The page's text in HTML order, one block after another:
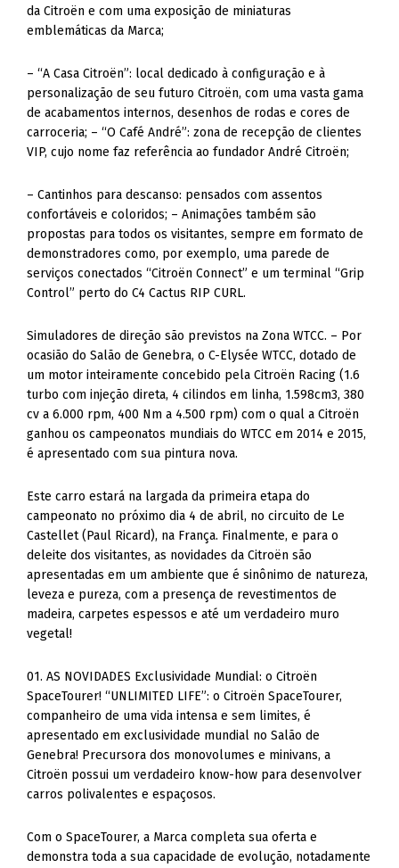
da Citroën e com uma exposição de miniaturas
emblemáticas da Marca;
– “A Casa Citroën”: local dedicado à configuração e à
personalização de seu futuro Citroën, com uma vasta gama
de acabamentos internos, desenhos de rodas e cores de
carroceria; – “O Café André”: zona de recepção de clientes
VIP, cujo nome faz referência ao fundador André Citroën;
– Cantinhos para descanso: pensados com assentos
confortáveis e coloridos; – Animações também são
propostas para todos os visitantes, sempre em formato de
demonstradores como, por exemplo, uma parede de
serviços conectados “Citroën Connect” e um terminal “Grip
Control” perto do C4 Cactus RIP CURL.
Simuladores de direção são previstos na Zona WTCC. – Por
ocasião do Salão de Genebra, o C-Elysée WTCC, dotado de
um motor inteiramente concebido pela Citroën Racing (1.6
turbo com injeção direta, 4 cilindos em linha, 1.598cm3, 380
cv a 6.000 rpm, 400 Nm a 4.500 rpm) com o qual a Citroën
ganhou os campeonatos mundiais do WTCC em 2014 e 2015,
é apresentado com sua pintura nova.
Este carro estará na largada da primeira etapa do
campeonato no próximo dia 4 de abril, no circuito de Le
Castellet (Paul Ricard), na França. Finalmente, e para o
deleite dos visitantes, as novidades da Citroën são
apresentadas em um ambiente que é sinônimo de natureza,
leveza e pureza, com a presença de revestimentos de
madeira, carpetes espessos e até um verdadeiro muro
vegetal!
01. AS NOVIDADES Exclusividade Mundial: o Citroën
SpaceTourer! “UNLIMITED LIFE”: o Citroën SpaceTourer,
companheiro de uma vida intensa e sem limites, é
apresentado em exclusividade mundial no Salão de
Genebra! Precursora dos monovolumes e minivans, a
Citroën possui um verdadeiro know-how para desenvolver
carros polivalentes e espaçosos.
Com o SpaceTourer, a Marca completa sua oferta e
demonstra toda a sua capacidade de evolução, notadamente